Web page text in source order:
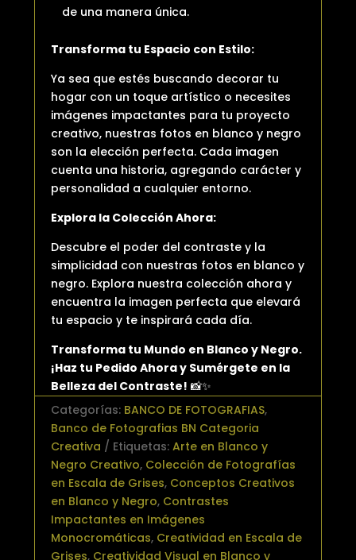
de una manera única.
Transforma tu Espacio con Estilo:
Ya sea que estés buscando decorar tu
hogar con un toque artístico o necesites
imágenes impactantes para tu proyecto
creativo, nuestras fotos en blanco y negro
son la elección perfecta. Cada imagen
cuenta una historia, agregando carácter y
personalidad a cualquier entorno.
Explora la Colección Ahora:
Descubre el poder del contraste y la
simplicidad con nuestras fotos en blanco y
negro. Explora nuestra colección ahora y
encuentra la imagen perfecta que elevará
tu espacio y te inspirará cada día.
Transforma tu Mundo en Blanco y Negro.
¡Haz tu Pedido Ahora y Sumérgete en la
Belleza del Contraste! 📸✨
Categorías: BANCO DE FOTOGRAFIAS,
Banco de Fotografias BN Categoria
Creativa
Etiquetas: Arte en Blanco y
Negro Creativo, Colección de Fotografías
en Escala de Grises, Conceptos Creativos
en Blanco y Negro, Contrastes
Impactantes en Imágenes
Monocromáticas, Creatividad en Escala de
Grises, Creatividad Visual en Blanco y